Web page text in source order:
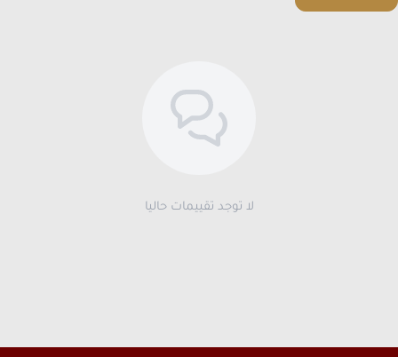
لا توجد تقييمات حاليا